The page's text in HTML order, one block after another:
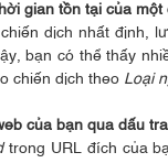
gian tồn tại của một
dịch nhất định,
bạn có thể thấy
chiến dịch theo Loại
của bạn qua dấu
trong URL đích của